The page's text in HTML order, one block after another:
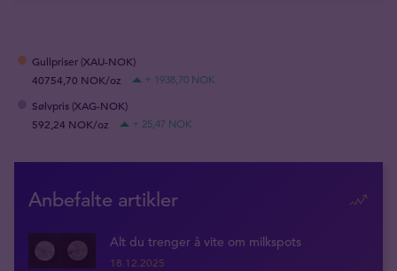
Gullpriser (XAU-NOK)
40754,70 NOK/oz
+ 1938,70 NOK
Sølvpris (XAG-NOK)
592,24 NOK/oz
+ 25,47 NOK
Anbefalte artikler
Alt du trenger å vite om milkspots
18.12.2025